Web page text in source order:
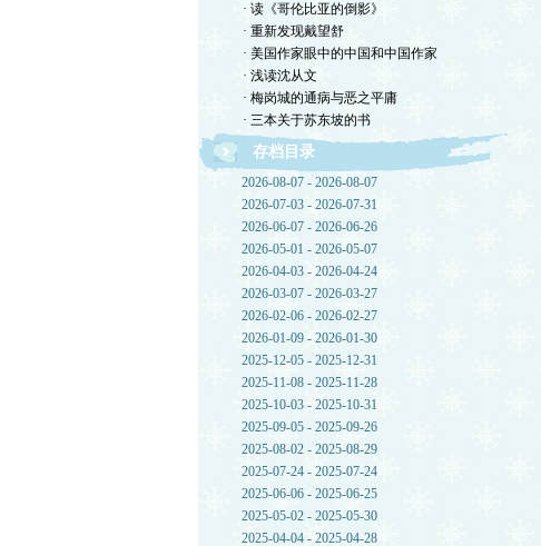
· 读《哥伦比亚的倒影》
· 重新发现戴望舒
· 美国作家眼中的中国和中国作家
· 浅读沈从文
· 梅岗城的通病与恶之平庸
· 三本关于苏东坡的书
存档目录
2026-08-07 - 2026-08-07
2026-07-03 - 2026-07-31
2026-06-07 - 2026-06-26
2026-05-01 - 2026-05-07
2026-04-03 - 2026-04-24
2026-03-07 - 2026-03-27
2026-02-06 - 2026-02-27
2026-01-09 - 2026-01-30
2025-12-05 - 2025-12-31
2025-11-08 - 2025-11-28
2025-10-03 - 2025-10-31
2025-09-05 - 2025-09-26
2025-08-02 - 2025-08-29
2025-07-24 - 2025-07-24
2025-06-06 - 2025-06-25
2025-05-02 - 2025-05-30
2025-04-04 - 2025-04-28